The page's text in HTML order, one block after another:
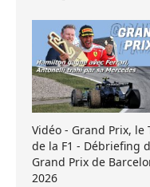
Vidéo - Grand Prix, le
de la F1 - Débriefing
Grand Prix de
2026